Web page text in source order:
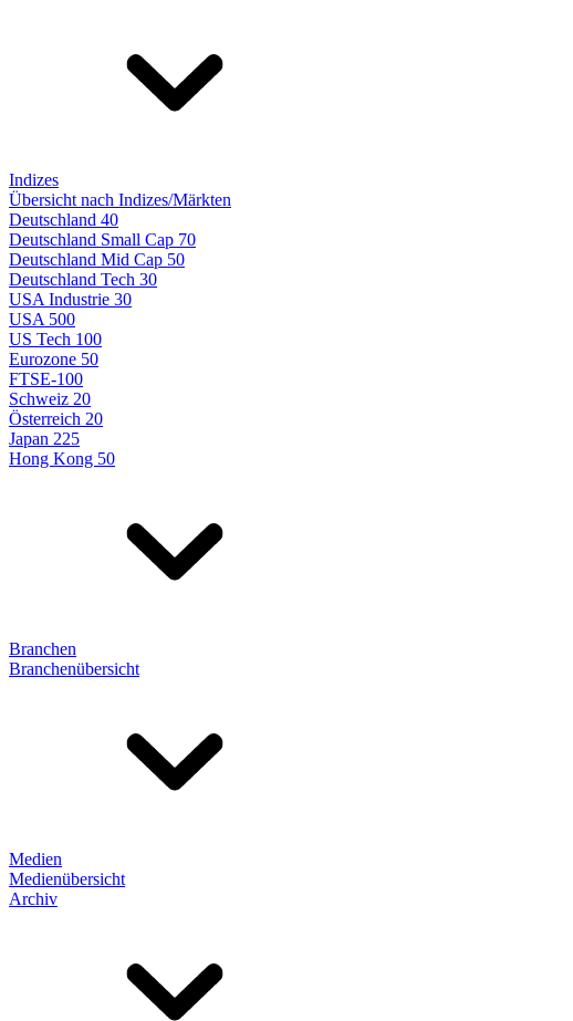
Indizes
Übersicht nach Indizes/Märkten
Deutschland 40
Deutschland Small Cap 70
Deutschland Mid Cap 50
Deutschland Tech 30
USA Industrie 30
USA 500
US Tech 100
Eurozone 50
FTSE-100
Schweiz 20
Österreich 20
Japan 225
Hong Kong 50
Branchen
Branchenübersicht
Medien
Medienübersicht
Archiv